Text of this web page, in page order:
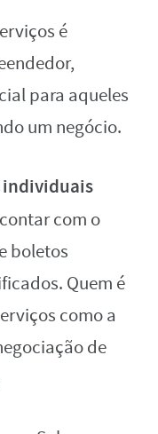
é
para aqueles
um negócio.
com o
boletos
Quem é
como a
de